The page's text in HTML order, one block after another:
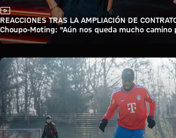
Vídeo
REACCIONES TRAS LA AMPLIACIÓN DE
Choupo-Moting: "Aún nos queda mucho camino